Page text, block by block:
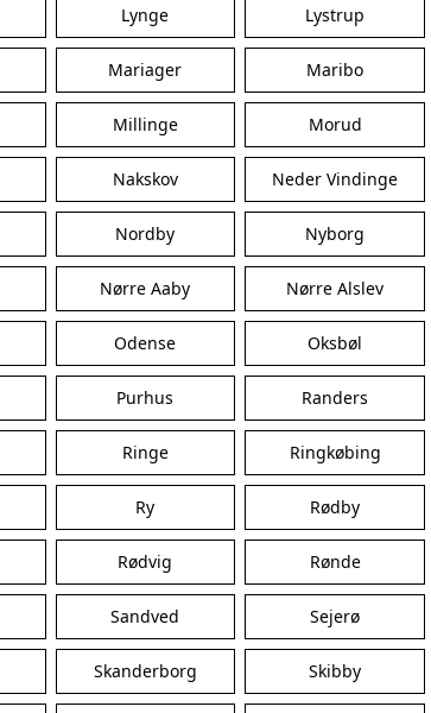
Lynge Lystrup
Mariager Maribo
Millinge Morud
Nakskov Neder Vindinge
Nordby Nyborg
Nørre Aaby Nørre Alslev
Odense Oksbøl
Purhus Randers
Ringe Ringkøbing
Ry Rødby
Rødvig Rønde
Sandved Sejerø
Skanderborg Skibby